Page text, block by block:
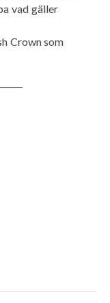
vad gäller
Crown som